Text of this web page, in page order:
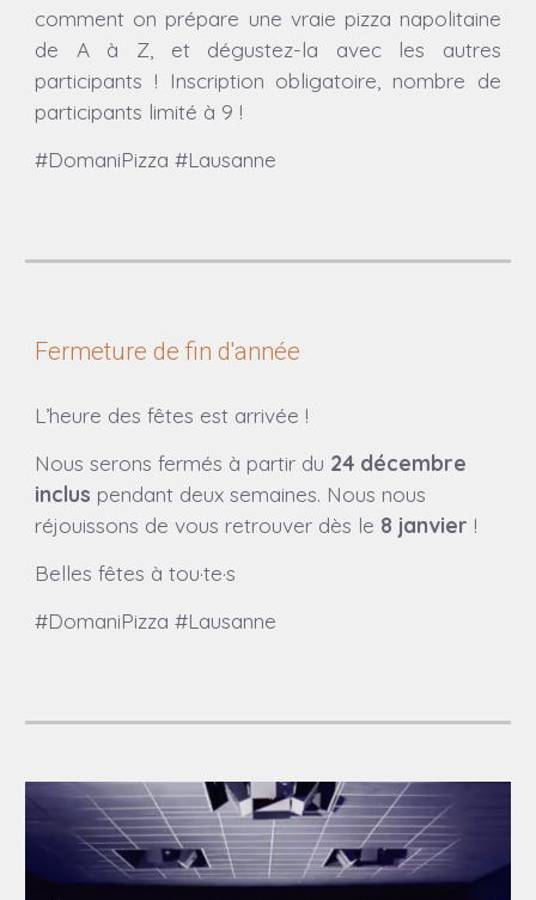
comment on prépare une vraie pizza napolitaine
de A à Z, et dégustez-la avec les autres
participants ! Inscription obligatoire, nombre de
participants limité à 9 !
#DomaniPizza #Lausanne
Fermeture de fin d'année
L’heure des fêtes est arrivée !
Nousseronsfermés à partir du 24 décembre
inclus pendant deux semaines. Nous nous
réjouissons de vous retrouver dès le 8 janvier !
Belles fêtes à tou·te·s
#DomaniPizza #Lausanne